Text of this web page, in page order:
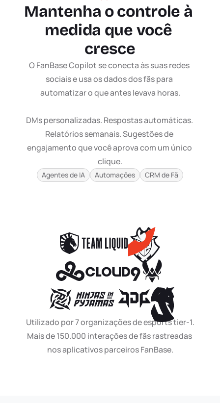
Mantenha o controle à
medida que você
cresce
O FanBase Copilot se conecta às suas redes
sociais e usa os dados dos fãs para
automatizar o que antes levava horas.
DMs personalizadas. Respostas automáticas.
Relatórios semanais. Sugestões de
engajamento que você aprova com um único
clique.
Agentes de IA Automações CRM de Fã
Utilizado por 7 organizações de esports tier-1.
Mais de 150.000 interações de fãs rastreadas
nos aplicativos parceiros FanBase.